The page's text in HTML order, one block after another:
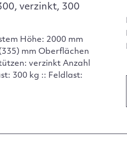
verzinkt, 300
Höhe: 2000 mm
mm Oberflächen
verzinkt Anzahl
300 kg :: Feldlast: